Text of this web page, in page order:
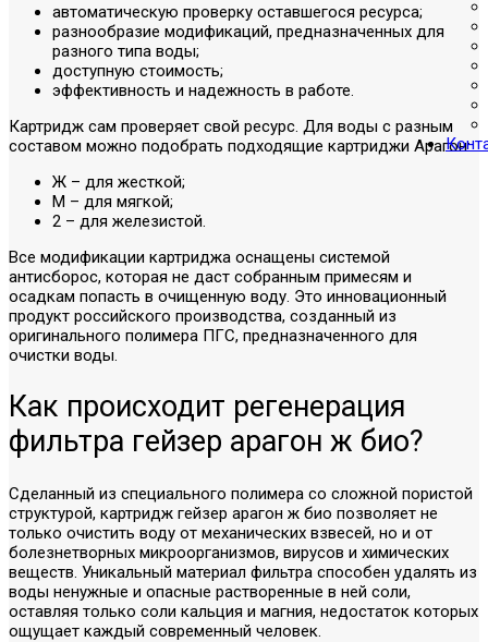
автоматическую проверку оставшегося ресурса;
разнообразие модификаций, предназначенных для
разного типа воды;
доступную стоимость;
эффективность и надежность в работе.
Картридж сам проверяет свой ресурс. Для воды с разным
составом можно подобрать подходящие картриджи Арагон:
Ж – для жесткой;
М – для мягкой;
2 – для железистой.
Все модификации картриджа оснащены системой
антисборос, которая не даст собранным примесям и
осадкам попасть в очищенную воду. Это инновационный
продукт российского производства, созданный из
оригинального полимера ПГС, предназначенного для
очистки воды.
Как происходит регенерация
фильтра гейзер арагон ж био?
Сделанный из специального полимера со сложной пористой
структурой, картридж гейзер арагон ж био позволяет не
только очистить воду от механических взвесей, но и от
болезнетворных микроорганизмов, вирусов и химических
веществ. Уникальный материал фильтра способен удалять из
воды ненужные и опасные растворенные в ней соли,
оставляя только соли кальция и магния, недостаток которых
ощущает каждый современный человек.